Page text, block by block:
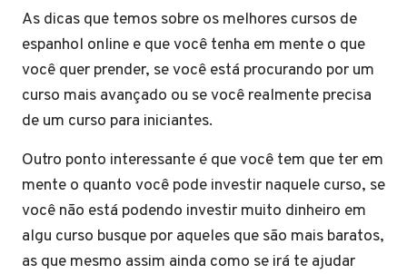
As dicas que temos sobre os melhores cursos de
espanhol online e que você tenha em mente o que
você quer prender, se você está procurando por um
curso mais avançado ou se você realmente precisa
de um curso para iniciantes.
Outro ponto interessante é que você tem que ter em
mente o quanto você pode investir naquele curso, se
você não está podendo investir muito dinheiro em
algu curso busque por aqueles que são mais baratos,
as que mesmo assim ainda como se irá te ajudar